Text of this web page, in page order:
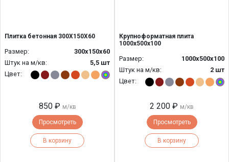
Плитка бетонная 300Х150Х60
Размер:
300х150х60
Штук на м/кв:
5,5 шт
Цвет:
850 ₽ м/кв
Просмотреть
В корзину
Крупноформатная плита
1000х500х100
Размер:
1000х500х100
Штук на м/кв:
2 шт
Цвет:
2 200 ₽ м/кв
Просмотреть
В корзину